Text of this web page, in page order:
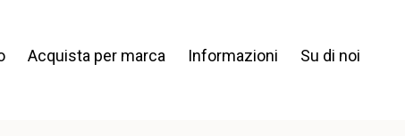
Acquista per marca Informazioni Su di noi